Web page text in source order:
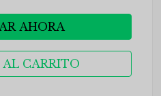
AHORA
CARRITO